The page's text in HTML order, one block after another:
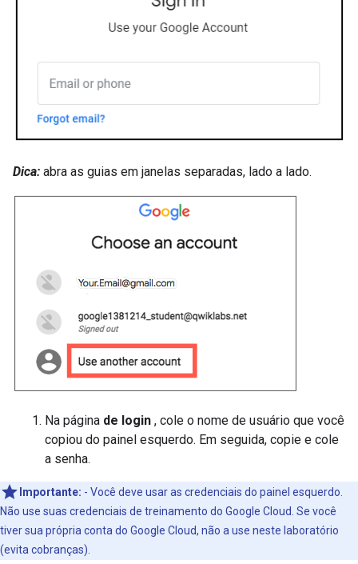
Dica: abra as guias em janelas separadas, lado a lado.
Na página de login , cole o nome de usuário que você
copiou do painel esquerdo. Em seguida, copie e cole
a senha.
Importante: - Você deve usar as credenciais do painel esquerdo.
Não use suas credenciais de treinamento do Google Cloud. Se você
tiver sua própria conta do Google Cloud, não a use neste laboratório
(evita cobranças).